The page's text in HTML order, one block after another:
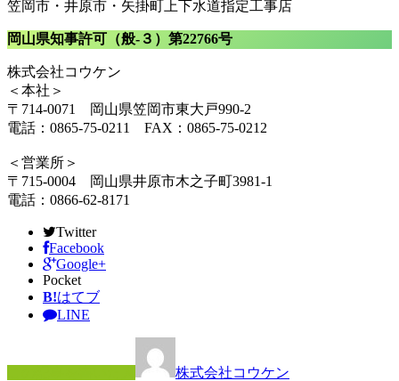
笠岡市・井原市・矢掛町上下水道指定工事店
岡山県知事許可（般-３）第22766号
株式会社コウケン
＜本社＞
〒714-0071 岡山県笠岡市東大戸990-2
電話：0865-75-0211 FAX：0865-75-0212
＜営業所＞
〒715-0004 岡山県井原市木之子町3981-1
電話：0866-62-8171
Twitter
Facebook
Google+
Pocket
B!はてブ
LINE
株式会社コウケン